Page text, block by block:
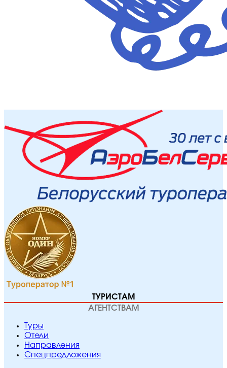
ТУРИСТАМ
АГЕНТСТВАМ
Туры
Отели
Направления
Спецпредложения